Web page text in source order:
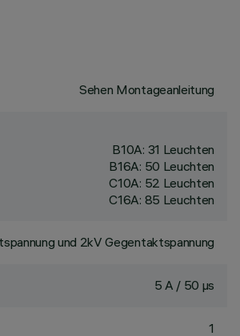
Sehen Montageanleitung
B10A: 31 Leuchten
B16A: 50 Leuchten
C10A: 52 Leuchten
C16A: 85 Leuchten
und 2kV Gegentaktspannung
5 A / 50 µs
1